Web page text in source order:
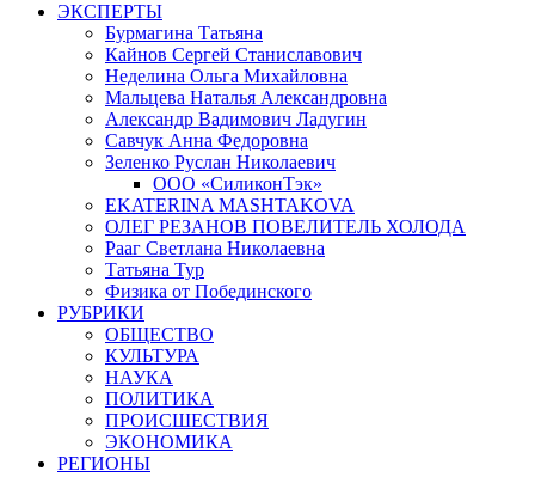
ЭКСПЕРТЫ
Бурмагина Татьяна
Кайнов Сергей Станиславович
Неделина Ольга Михайловна
Мальцева Наталья Александровна
Александр Вадимович Ладугин
Савчук Анна Федоровна
Зеленко Руслан Николаевич
ООО «СиликонТэк»
EKATERINA MASHTAKOVA
ОЛЕГ РЕЗАНОВ ПОВЕЛИТЕЛЬ ХОЛОДА
Рааг Светлана Николаевна
Татьяна Тур
Физика от Побединского
РУБРИКИ
ОБЩЕСТВО
КУЛЬТУРА
НАУКА
ПОЛИТИКА
ПРОИСШЕСТВИЯ
ЭКОНОМИКА
РЕГИОНЫ